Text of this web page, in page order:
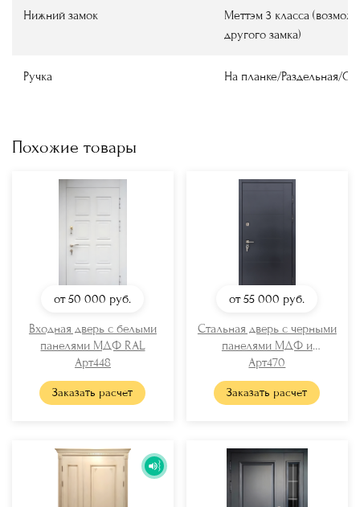
Нижний замок
Меттэм 3 класса
другого замка)
Ручка На планке/Раздельная/
Похожие товары
от 50 000 руб.
Входная дверь с белыми
панелями МДФ RAL
Арт448
Заказать расчет
от 55 000 руб.
Стальная дверь с черными
панелями МДФ и
отбойником
Арт470
Заказать расчет